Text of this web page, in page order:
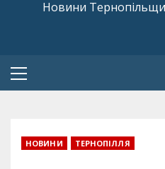
Новини
Primary
НОВИНИ ТЕРНОПІЛЛЯ